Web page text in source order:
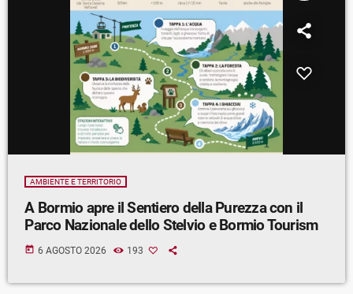
AMBIENTE E TERRITORIO
A Bormio apre il Sentiero della Purezza con il
Parco Nazionale dello Stelvio e Bormio Tourism
today 6 AGOSTO 2026 193